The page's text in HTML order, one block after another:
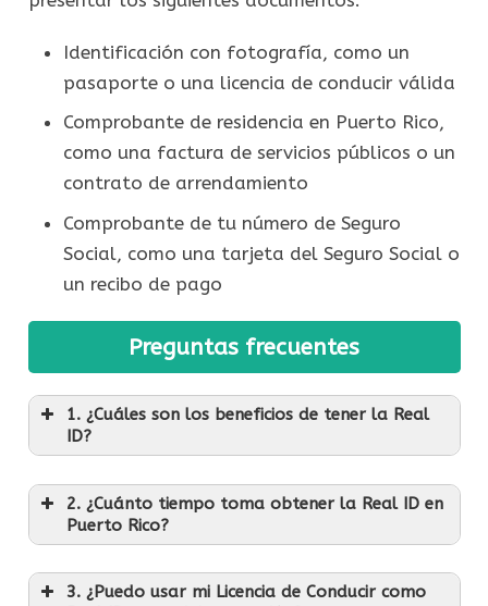
Identificación con fotografía, como un
pasaporte o una licencia de conducir válida
Comprobante de residencia en Puerto Rico,
como una factura de servicios públicos o un
contrato de arrendamiento
Comprobante de tu número de Seguro
Social, como una tarjeta del Seguro Social o
un recibo de pago
Preguntas frecuentes
1. ¿Cuáles son los beneficios de tener la Real
ID?
2. ¿Cuánto tiempo toma obtener la Real ID en
Puerto Rico?
3. ¿Puedo usar mi Licencia de Conducir como